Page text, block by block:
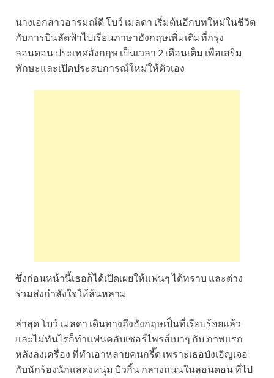
นางเอกสาวอารมณ์ดี โบว์ เมลดา เริ่มต้นอีกบทใหม่ในชีวิต
กับการบินลัดฟ้าไปเรียนภาษาอังกฤษเพิ่มเติมที่กรุง
ลอนดอน ประเทศอังกฤษ เป็นเวลา 2 เดือนเต็ม เพื่อเสริม
ทักษะและเปิดประสบการณ์ใหม่ให้ตัวเอง
ซึ่งก่อนหน้านี้เธอก็ได้เปิดเผยให้แฟนๆ ได้ทราบ และต่าง
ร่วมส่งกำลังใจให้ล้นหลาม
ล่าสุด โบว์ เมลดา เดินทางถึงอังกฤษเป็นที่เรียบร้อยแล้ว
และไม่ทันไรก็ทำแฟนคลับเซอร์ไพรส์เบาๆ กับ ภาพแรก
หลังลงเครื่อง ที่ทำเอาหลายคนกรี๊ด เพราะเธอบังเอิญเจอ
กับนักร้องนักแสดงหนุ่ม บิวกิ้น กลางถนนในลอนดอน ที่ไป